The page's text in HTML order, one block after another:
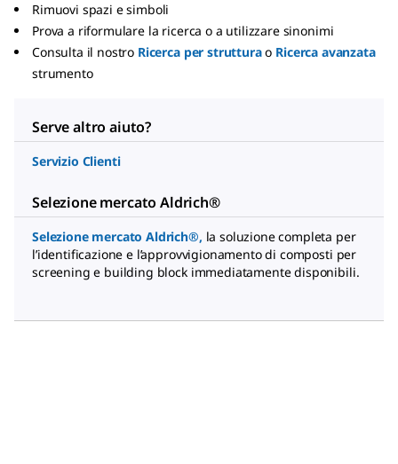
Rimuovi spazi e simboli
Prova a riformulare la ricerca o a utilizzare sinonimi
Consulta il nostro Ricerca per struttura o Ricerca avanzata
strumento
Serve altro aiuto?
Servizio Clienti
Selezione mercato Aldrich®
Selezione mercato Aldrich®, la soluzione completa per
l’identificazione e l’approvvigionamento di composti per
screening e building block immediatamente disponibili.